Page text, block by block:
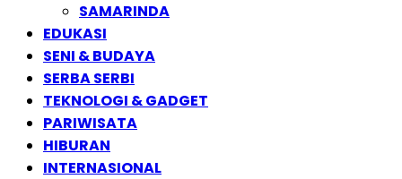
SAMARINDA
EDUKASI
SENI & BUDAYA
SERBA SERBI
TEKNOLOGI & GADGET
PARIWISATA
HIBURAN
INTERNASIONAL